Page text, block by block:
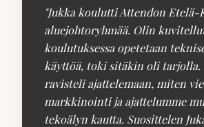
"Jukka koulutti Attendon Etelä-
aluejohtoryhmää. Olin
koulutuksessa opetetaan
käyttöä, toki sitäkin oli tarjolla.
ravisteli ajattelemaan, miten
markkinointi ja ajattelumme
tekoälyn kautta. Suosittelen